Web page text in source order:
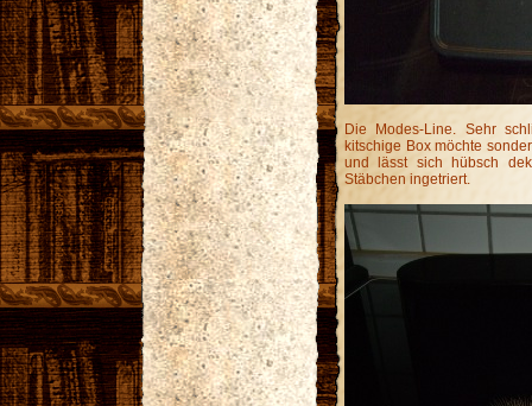
Die Modes-Line. Sehr
kitschige Box möchte
und lässt sich hübsch
Stäbchen ingetriert.